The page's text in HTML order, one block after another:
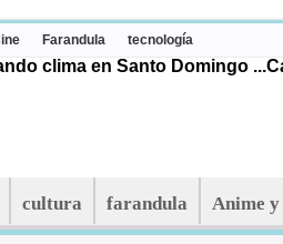
Farandula tecnología
clima en Santo Domingo ...
cultura farandula Anime